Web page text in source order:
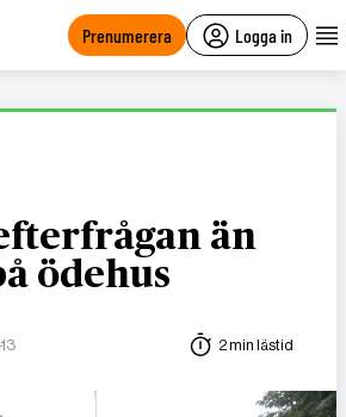
Prenumerera Logga in
än
ödehus
2 min lästid